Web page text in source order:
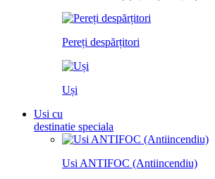
Pereți despărțitori
Uși
Usi cu
destinatie speciala
Usi ANTIFOC (Antiincendiu)